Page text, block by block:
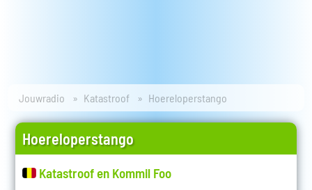
Jouwradio Katastroof Hoereloperstango
Hoereloperstango
Katastroof en Kommil Foo